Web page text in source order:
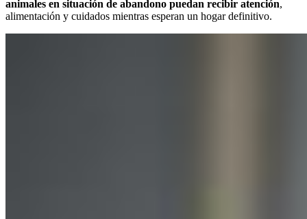
animales en situación de abandono puedan recibir atención,
alimentación y cuidados mientras esperan un hogar definitivo.